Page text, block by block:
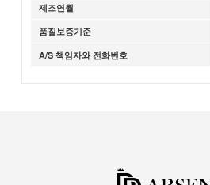
제조연월
품질보증기준
A/S 책임자와 전화번호